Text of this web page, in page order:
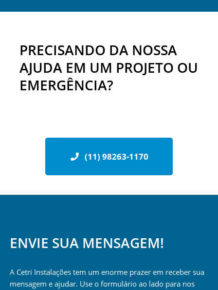
PRECISANDO DA NOSSA
AJUDA EM UM PROJETO OU
EMERGÊNCIA?
(11) 98263-1170
ENVIE SUA MENSAGEM!
A Cetri Instalações tem um enorme prazer em receber sua
mensagem e ajudar. Use o formulário ao lado para nos